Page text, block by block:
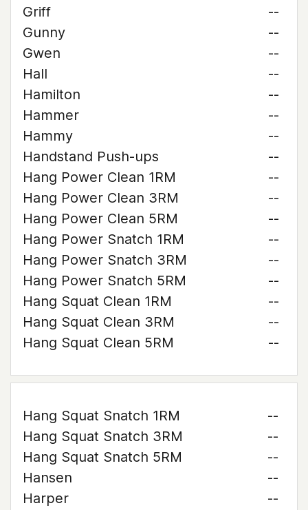
Griff
--
Gunny
--
Gwen
--
Hall
--
Hamilton
--
Hammer
--
Hammy
--
Handstand Push-ups
--
Hang Power Clean 1RM
--
Hang Power Clean 3RM
--
Hang Power Clean 5RM
--
Hang Power Snatch 1RM
--
Hang Power Snatch 3RM
--
Hang Power Snatch 5RM
--
Hang Squat Clean 1RM
--
Hang Squat Clean 3RM
--
Hang Squat Clean 5RM
--
Hang Squat Snatch 1RM
--
Hang Squat Snatch 3RM
--
Hang Squat Snatch 5RM
--
Hansen
--
Harper
--